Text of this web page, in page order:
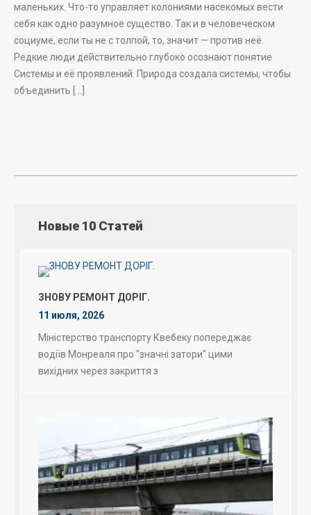
маленьких. Что-то управляет колониями насекомых вести
себя как одно разумное существо. Так и в человеческом
социуме, если ты не с толпой, то, значит — против неё.
Редкие люди действительно глубоко осознают понятие
Системы и её проявлений. Природа создала системы, чтобы
объединить […]
Новые 10 Статей
ЗНОВУ РЕМОНТ ДОРІГ.
11 июля, 2026
Міністерство транспорту Квебеку попереджає
водіїв Монреаля про "значні затори" цими
вихідних через закриття з